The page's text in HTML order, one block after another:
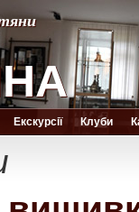
Екскурсії Клуби